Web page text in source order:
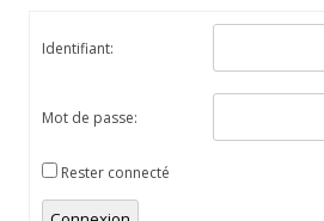
Identifiant:
Mot de passe:
Rester connecté